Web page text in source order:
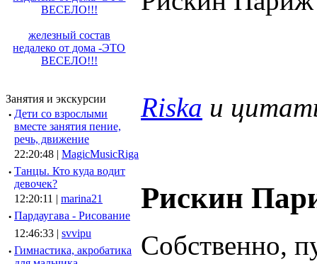
железный состав
недалеко от дома -ЭТО
ВЕСЕЛО!!!
Занятия и экскурсии
· Дети со взрослыми
вместе занятия пение,
речь, движение
22:20:48 | MagicMusicRiga
· Танцы. Кто куда водит
девочек?
12:20:11 | marina21
· Пардаугава - Рисование
12:46:33 | svvipu
· Гимнастика, акробатика
Riska и
Рискин
Собственно,